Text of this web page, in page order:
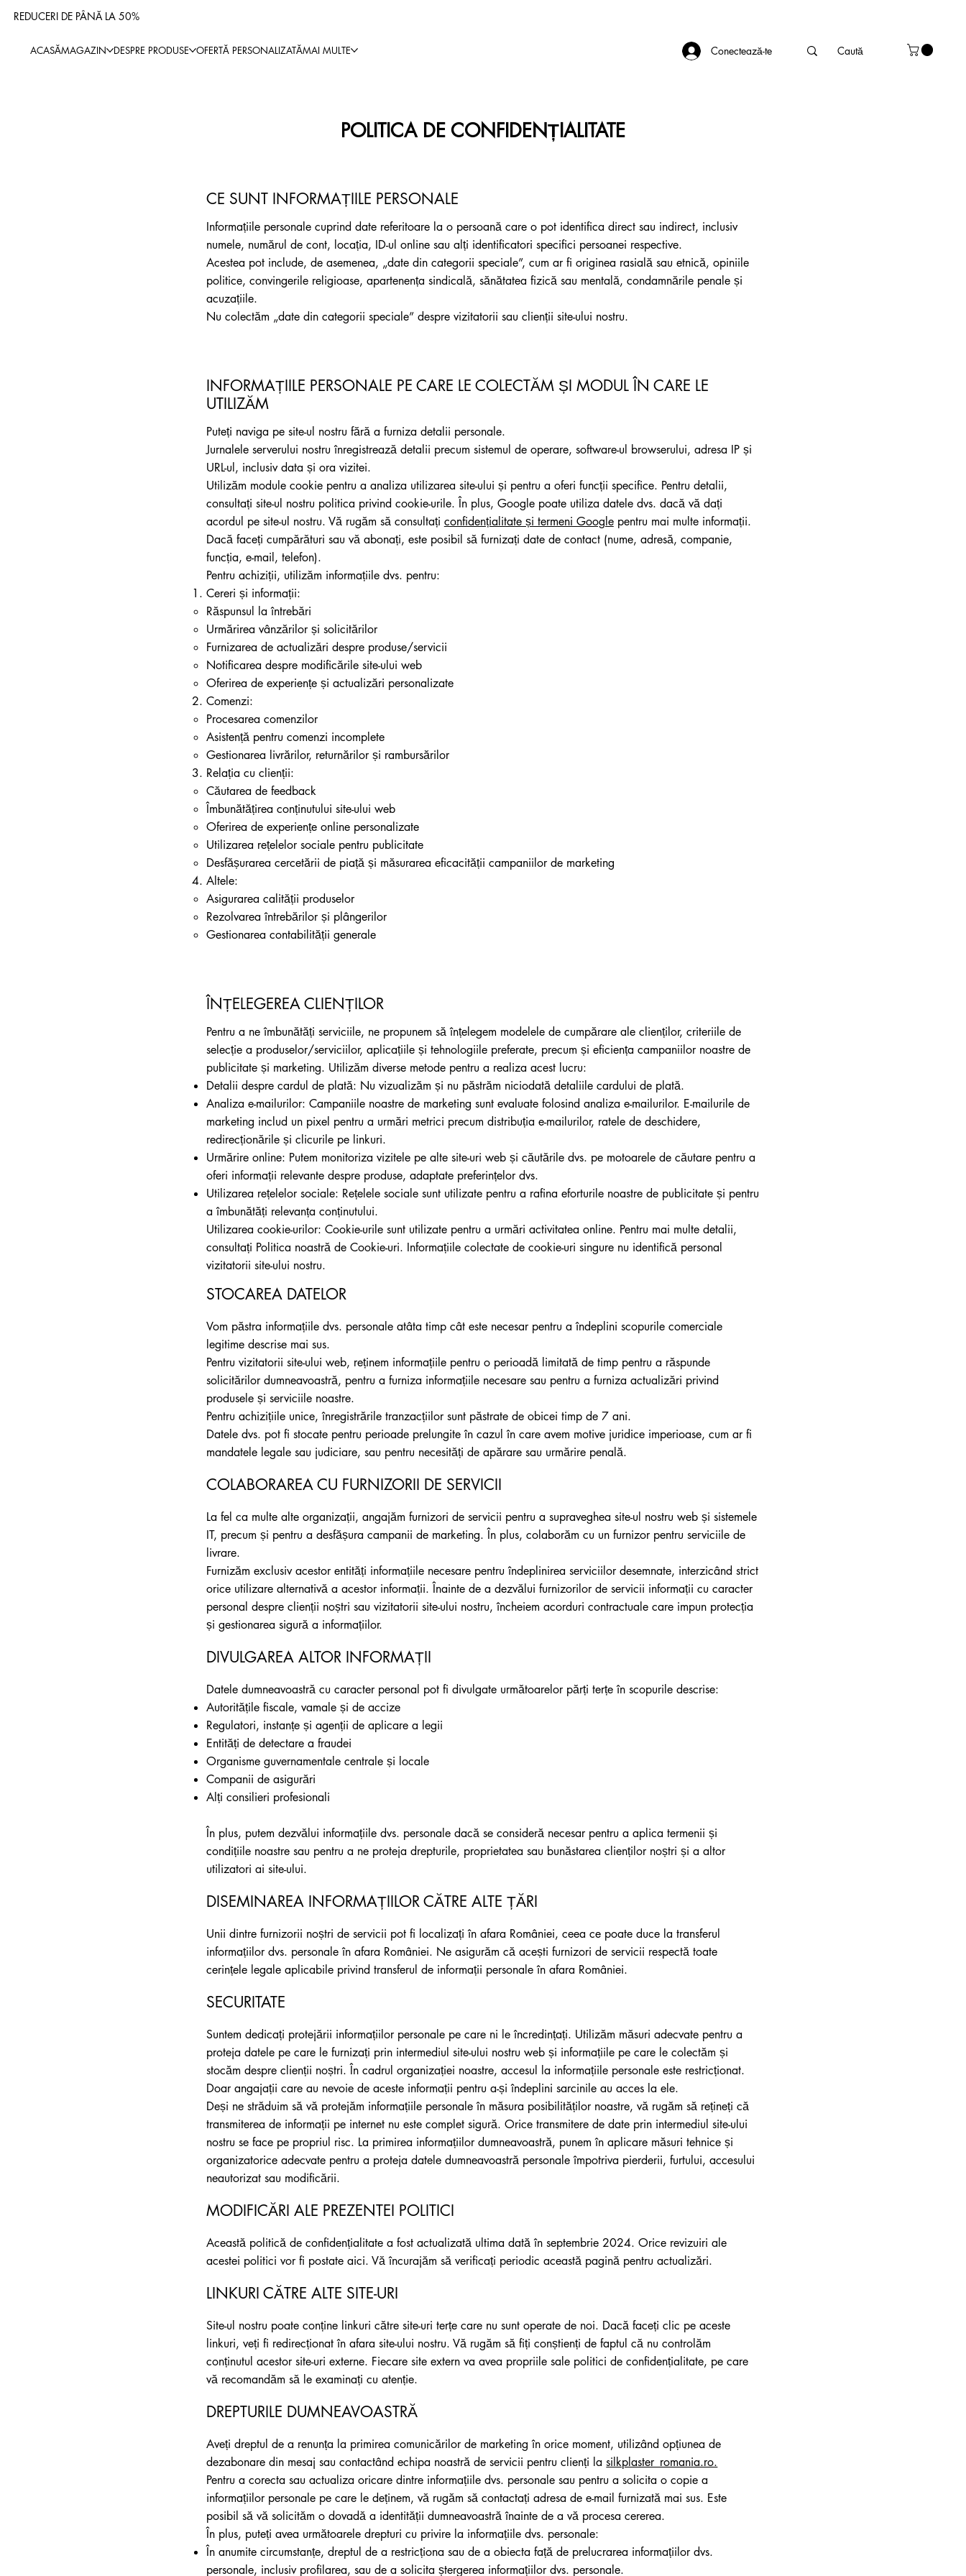
REDUCERI DE PÂNĂ LA 50%
Conectează-te
ACASĂMAGAZIN DESPRE PRODUSE OFERTĂ PERSONALIZATĂMAI MULTE
POLITICA DE CONFIDENȚIALITATE
CE SUNT INFORMAȚIILE PERSONALE
Informațiile personale cuprind date referitoare la o persoană care o pot identifica direct sau indirect, inclusiv
numele, numărul de cont, locația, ID-ul online sau alți identificatori specifici persoanei respective.
Acestea pot include, de asemenea, „date din categorii speciale”, cum ar fi originea rasială sau etnică, opiniile
politice, convingerile religioase, apartenența sindicală, sănătatea fizică sau mentală, condamnările penale și
acuzațiile.
Nu colectăm „date din categorii speciale” despre vizitatorii sau clienții site-ului nostru.
INFORMAȚIILE PERSONALE PE CARE LE COLECTĂM ȘI MODUL ÎN CARE LE
UTILIZĂM
Puteți naviga pe site-ul nostru fără a furniza detalii personale.
Jurnalele serverului nostru înregistrează detalii precum sistemul de operare, software-ul browserului, adresa IP și
URL-ul, inclusiv data și ora vizitei.
Utilizăm module cookie pentru a analiza utilizarea site-ului și pentru a oferi funcții specifice. Pentru detalii,
consultați site-ul nostru politica privind cookie-urile. În plus, Google poate utiliza datele dvs. dacă vă dați
acordul pe site-ul nostru. Vă rugăm să consultați confidențialitate și termeni Googlepentru mai multe informații.
Dacă faceți cumpărături sau vă abonați, este posibil să furnizați date de contact (nume, adresă, companie,
funcția, e-mail, telefon).
Pentru achiziții, utilizăm informațiile dvs. pentru:
Cereri și informații:
Răspunsul la întrebări
Urmărirea vânzărilor și solicitărilor
Furnizarea de actualizări despre produse/servicii
Notificarea despre modificările site-ului web
Oferirea de experiențe și actualizări personalizate
Comenzi:
Procesarea comenzilor
Asistență pentru comenzi incomplete
Gestionarea livrărilor, returnărilor și rambursărilor
Relația cu clienții:
Căutarea de feedback
Îmbunătățirea conținutului site-ului web
Oferirea de experiențe online personalizate
Utilizarea rețelelor sociale pentru publicitate
Desfășurarea cercetării de piață și măsurarea eficacității campaniilor de marketing
Altele:
Asigurarea calității produselor
Rezolvarea întrebărilor și plângerilor
Gestionarea contabilității generale
ÎNȚELEGEREA CLIENȚILOR
Pentru a ne îmbunătăți serviciile, ne propunem să înțelegem modelele de cumpărare ale clienților, criteriile de
selecție a produselor/serviciilor, aplicațiile și tehnologiile preferate, precum și eficiența campaniilor noastre de
publicitate și marketing. Utilizăm diverse metode pentru a realiza acest lucru:
Detalii despre cardul de plată: Nu vizualizăm și nu păstrăm niciodată detaliile cardului de plată.
Analiza e-mailurilor: Campaniile noastre de marketing sunt evaluate folosind analiza e-mailurilor. E-mailurile de
marketing includ un pixel pentru a urmări metrici precum distribuția e-mailurilor, ratele de deschidere,
redirecționările și clicurile pe linkuri.
Urmărire online: Putem monitoriza vizitele pe alte site-uri web și căutările dvs. pe motoarele de căutare pentru a
oferi informații relevante despre produse, adaptate preferințelor dvs.
Utilizarea rețelelor sociale: Rețelele sociale sunt utilizate pentru a rafina eforturile noastre de publicitate și pentru
a îmbunătăți relevanța conținutului.
Utilizarea cookie-urilor: Cookie-urile sunt utilizate pentru a urmări activitatea online. Pentru mai multe detalii,
consultați Politica noastră de Cookie-uri. Informațiile colectate de cookie-uri singure nu identifică personal
vizitatorii site-ului nostru.
STOCAREA DATELOR
Vom păstra informațiile dvs. personale atâta timp cât este necesar pentru a îndeplini scopurile comerciale
legitime descrise mai sus.
Pentru vizitatorii site-ului web, reținem informațiile pentru o perioadă limitată de timp pentru a răspunde
solicitărilor dumneavoastră, pentru a furniza informațiile necesare sau pentru a furniza actualizări privind
produsele și serviciile noastre.
Pentru achizițiile unice, înregistrările tranzacțiilor sunt păstrate de obicei timp de 7 ani.
Datele dvs. pot fi stocate pentru perioade prelungite în cazul în care avem motive juridice imperioase, cum ar fi
mandatele legale sau judiciare, sau pentru necesități de apărare sau urmărire penală.
COLABORAREA CU FURNIZORII DE SERVICII
La fel ca multe alte organizații, angajăm furnizori de servicii pentru a supraveghea site-ul nostru web și sistemele
IT, precum și pentru a desfășura campanii de marketing. În plus, colaborăm cu un furnizor pentru serviciile de
livrare.
Furnizăm exclusiv acestor entități informațiile necesare pentru îndeplinirea serviciilor desemnate, interzicând strict
orice utilizare alternativă a acestor informații. Înainte de a dezvălui furnizorilor de servicii informații cu caracter
personal despre clienții noștri sau vizitatorii site-ului nostru, încheiem acorduri contractuale care impun protecția
și gestionarea sigură a informațiilor.
DIVULGAREA ALTOR INFORMAȚII
Datele dumneavoastră cu caracter personal pot fi divulgate următoarelor părți terțe în scopurile descrise:
Autoritățile fiscale, vamale și de accize
Regulatori, instanțe și agenții de aplicare a legii
Entități de detectare a fraudei
Organisme guvernamentale centrale și locale
Companii de asigurări
Alți consilieri profesionali
În plus, putem dezvălui informațiile dvs. personale dacă se consideră necesar pentru a aplica termenii și
condițiile noastre sau pentru a ne proteja drepturile, proprietatea sau bunăstarea clienților noștri și a altor
utilizatori ai site-ului.
DISEMINAREA INFORMAȚIILOR CĂTRE ALTE ȚĂRI
Unii dintre furnizorii noștri de servicii pot fi localizați în afara României, ceea ce poate duce la transferul
informațiilor dvs. personale în afara României. Ne asigurăm că acești furnizori de servicii respectă toate
cerințele legale aplicabile privind transferul de informații personale în afara României.
SECURITATE
Suntem dedicați protejării informațiilor personale pe care ni le încredințați. Utilizăm măsuri adecvate pentru a
proteja datele pe care le furnizați prin intermediul site-ului nostru web și informațiile pe care le colectăm și
stocăm despre clienții noștri. În cadrul organizației noastre, accesul la informațiile personale este restricționat.
Doar angajații care au nevoie de aceste informații pentru a-și îndeplini sarcinile au acces la ele.
Deși ne străduim să vă protejăm informațiile personale în măsura posibilităților noastre, vă rugăm să rețineți că
transmiterea de informații pe internet nu este complet sigură. Orice transmitere de date prin intermediul site-ului
nostru se face pe propriul risc. La primirea informațiilor dumneavoastră, punem în aplicare măsuri tehnice și
organizatorice adecvate pentru a proteja datele dumneavoastră personale împotriva pierderii, furtului, accesului
neautorizat sau modificării.
MODIFICĂRI ALE PREZENTEI POLITICI
Această politică de confidențialitate a fost actualizată ultima dată în septembrie 2024. Orice revizuiri ale
acestei politici vor fi postate aici. Vă încurajăm să verificați periodic această pagină pentru actualizări.
LINKURI CĂTRE ALTE SITE-URI
Site-ul nostru poate conține linkuri către site-uri terțe care nu sunt operate de noi. Dacă faceți clic pe aceste
linkuri, veți fi redirecționat în afara site-ului nostru. Vă rugăm să fiți conștienți de faptul că nu controlăm
conținutul acestor site-uri externe. Fiecare site extern va avea propriile sale politici de confidențialitate, pe care
vă recomandăm să le examinați cu atenție.
DREPTURILE DUMNEAVOASTRĂ
Aveți dreptul de a renunța la primirea comunicărilor de marketing în orice moment, utilizând opțiunea de
dezabonare din mesaj sau contactând echipa noastră de servicii pentru clienți lasilkplaster_romania.ro.
Pentru a corecta sau actualiza oricare dintre informațiile dvs. personale sau pentru a solicita o copie a
informațiilor personale pe care le deținem, vă rugăm să contactați adresa de e-mail furnizată mai sus. Este
posibil să vă solicităm o dovadă a identității dumneavoastră înainte de a vă procesa cererea.
În plus, puteți avea următoarele drepturi cu privire la informațiile dvs. personale:
În anumite circumstanțe, dreptul de a restricționa sau de a obiecta față de prelucrarea informațiilor dvs.
personale, inclusiv profilarea, sau de a solicita ștergerea informațiilor dvs. personale.